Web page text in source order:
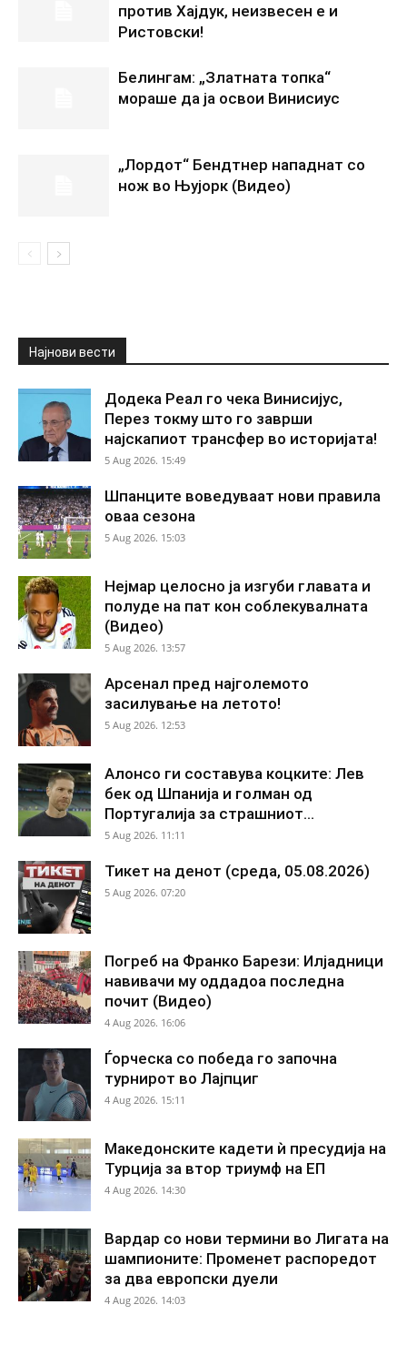
против Хајдук, неизвесен е и
Ристовски!
Белингам: „Златната топка“
мораше да ја освои Винисиус
„Лордот“ Бендтнер нападнат со
нож во Њујорк (Видео)
Најнови вести
Додека Реал го чека Винисијус,
Перез токму што го заврши
најскапиот трансфер во историјата!
5 Aug 2026. 15:49
Шпанците воведуваат нови правила
оваа сезона
5 Aug 2026. 15:03
Нејмар целосно ја изгуби главата и
полуде на пат кон соблекувалната
(Видео)
5 Aug 2026. 13:57
Арсенал пред најголемото
засилување на летото!
5 Aug 2026. 12:53
Алонсо ги составува коцките: Лев
бек од Шпанија и голман од
Португалија за страшниот...
5 Aug 2026. 11:11
Тикет на денот (среда, 05.08.2026)
5 Aug 2026. 07:20
Погреб на Франко Барези: Илјадници
навивачи му оддадоа последна
почит (Видео)
4 Aug 2026. 16:06
Ѓорческа со победа го започна
турнирот во Лајпциг
4 Aug 2026. 15:11
Македонските кадети ѝ пресудија на
Турција за втор триумф на ЕП
4 Aug 2026. 14:30
Вардар со нови термини во Лигата на
шампионите: Променет распоредот
за два европски дуели
4 Aug 2026. 14:03